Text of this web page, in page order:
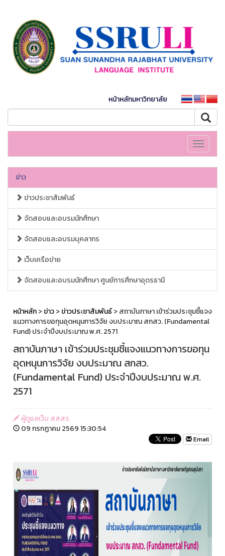
หน้าหลักมหาวิทยาลัย
Toggle
ข่าว
ข่าวประชาสัมพันธ์
จัดสอบและอบรมนักศึกษา
จัดสอบและอบรมบุคลากร
เว็บเครือข่าย
จัดสอบและอบรมนักศึกษา ศูนย์การศึกษาอุดรธานี
หน้าหลัก>ข่าว>ข่าวประชาสัมพันธ์> สถาบันภาษา เข้าร่วมประชุมชี้แจง
แนวทางการขอทุนอุดหนุนการวิจัย งบประมาณ สกสว. (Fundamental
Fund) ประจำปีงบประมาณ พ.ศ. 2571
สถาบันภาษา เข้าร่วมประชุมชี้แจงแนวทางการขอทุน
อุดหนุนการวิจัย งบประมาณ สกสว.
(Fundamental Fund) ประจำปีงบประมาณ พ.ศ.
2571
ผู้ดูแลเว็บ สสสร
09 กรกฏาคม 2569 15:30:54
Email